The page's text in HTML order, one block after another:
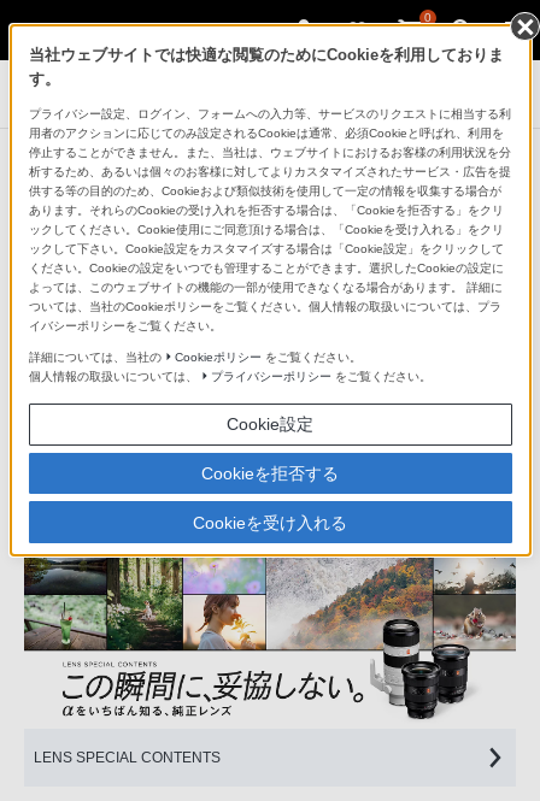
0
商品一覧：Eマウントレンズ
Eマウントレンズ焦点距離別 ラインアップ
LENS SPECIAL CONTENTS
当社ウェブサイトでは快適な閲覧のためにCookieを利用しておりま
す。
プライバシー設定、ログイン、フォームへの入力等、サービスのリクエストに相当する利
用者のアクションに応じてのみ設定されるCookieは通常、必須Cookieと呼ばれ、利用を
停止することができません。また、当社は、ウェブサイトにおけるお客様の利用状況を分
析するため、あるいは個々のお客様に対してよりカスタマイズされたサービス・広告を提
供する等の目的のため、Cookieおよび類似技術を使用して一定の情報を収集する場合が
あります。それらのCookieの受け入れを拒否する場合は、「Cookieを拒否する」をクリ
ックしてください。Cookie使用にご同意頂ける場合は、「Cookieを受け入れる」をクリ
ックして下さい。Cookie設定をカスタマイズする場合は「Cookie設定」をクリックして
ください。Cookieの設定をいつでも管理することができます。選択したCookieの設定に
よっては、このウェブサイトの機能の一部が使用できなくなる場合があります。 詳細に
ついては、当社のCookieポリシーをご覧ください。個人情報の取扱いについては、プラ
イバシーポリシーをご覧ください。
詳細については、当社の Cookieポリシー をご覧ください。
個人情報の取扱いについては、
プライバシーポリシー をご覧ください。
Cookie設定
Cookieを拒否する
Cookieを受け入れる